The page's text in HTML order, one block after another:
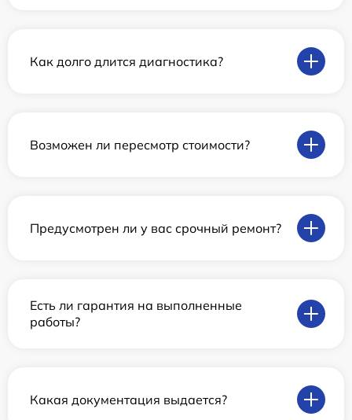
Как долго длится диагностика?
Возможен ли пересмотр стоимости?
Предусмотрен ли у вас срочный ремонт?
Есть ли гарантия на выполненные
работы?
Какая документация выдается?